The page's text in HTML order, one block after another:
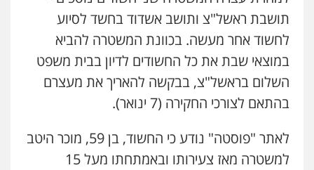
תושבת ראשל"צ ותושב אשדוד בחשד לסיוע
לחשוד אחר מעשה. בכוונת המשטרה להביא
במוצאי שבת את כל החשודים לדיון בבית משפט
השלום בראשל"צ, בבקשה להאריך את מעצרם
בהתאם לצורכי החקירה (7 ינואר).
לאתר "פוסטה" נודע כי החשוד, בן 59, מוכר היטב
למשטרה מאז צעירותו ובאמתחתו מעל 15